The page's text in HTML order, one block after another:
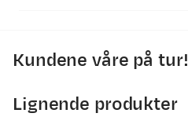
Kundene våre på tur!
Lignende produkter